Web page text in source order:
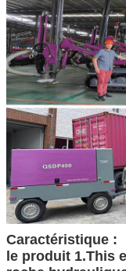
Caractéristique :
le produit 1.This